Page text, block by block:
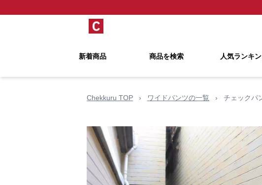
新着商品 商品を検索 人気ランキ
Chekkuru TOP › ワイドパンツの一覧 › チェックパ